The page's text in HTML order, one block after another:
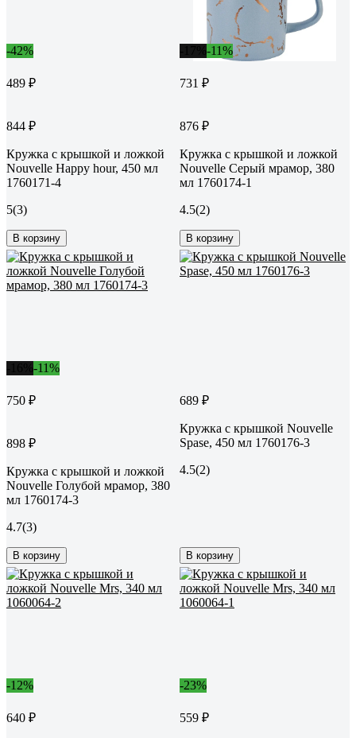
-42%
489 ₽
844 ₽
Кружка с крышкой и ложкой
Nouvelle Happy hour, 450 мл
1760171-4
5(3)
В корзину
-11%
731 ₽
876 ₽
Кружка с крышкой и ложкой
Nouvelle Серый мрамор, 380
мл 1760174-1
4.5(2)
В корзину
-11%
750 ₽
898 ₽
Кружка с крышкой и ложкой
Nouvelle Голубой мрамор, 380
мл 1760174-3
4.7(3)
В корзину
689 ₽
Кружка с крышкой Nouvelle
Spase, 450 мл 1760176-3
4.5(2)
В корзину
-12%
640 ₽
-23%
559 ₽